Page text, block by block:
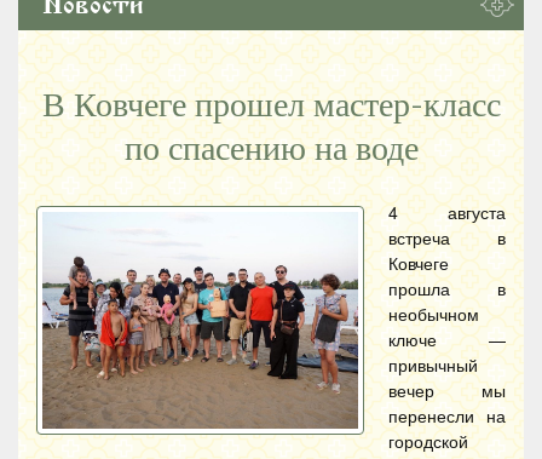
В Ковчеге прошел мастер-класс
по спасению на воде
4 августа
встреча в
Ковчеге
прошла в
необычном
ключе —
привычный
вечер мы
перенесли на
городской